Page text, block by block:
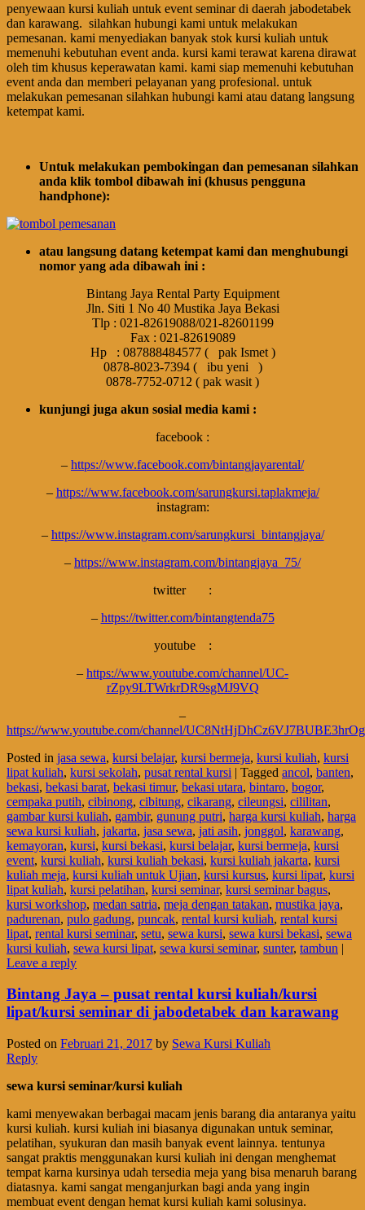
penyewaan kursi kuliah untuk event seminar di daerah jabodetabek
dan karawang. silahkan hubungi kami untuk melakukan
pemesanan. kami menyediakan banyak stok kursi kuliah untuk
memenuhi kebutuhan event anda. kursi kami terawat karena dirawat
oleh tim khusus keperawatan kami. kami siap memenuhi kebutuhan
event anda dan memberi pelayanan yang profesional. untuk
melakukan pemesanan silahkan hubungi kami atau datang langsung
ketempat kami.
Untuk melakukan pembokingan dan pemesanan silahkan
anda klik tombol dibawah ini (khusus pengguna
handphone):
atau langsung datang ketempat kami dan menghubungi
nomor yang ada dibawah ini :
Bintang Jaya Rental Party Equipment
Jln. Siti 1 No 40 Mustika Jaya Bekasi
Tlp : 021-82619088/021-82601199
Fax : 021-82619089
Hp : 087888484577 ( pak Ismet )
0878-8023-7394 ( ibu yeni )
0878-7752-0712 ( pak wasit )
kunjungi juga akun sosial media kami :
facebook :
– https://www.facebook.com/bintangjayarental/
– https://www.facebook.com/sarungkursi.taplakmeja/
instagram:
– https://www.instagram.com/sarungkursi_bintangjaya/
– https://www.instagram.com/bintangjaya_75/
twitter :
– https://twitter.com/bintangtenda75
youtube :
– https://www.youtube.com/channel/UC-
rZpy9LTWrkrDR9sgMJ9VQ
–
https://www.youtube.com/channel/UC8NtHjDhCz6VJ7BUBE3hrOg
Posted in jasa sewa, kursi belajar, kursi bermeja, kursi kuliah, kursi
lipat kuliah, kursi sekolah, pusat rental kursi | Tagged ancol, banten,
bekasi, bekasi barat, bekasi timur, bekasi utara, bintaro, bogor,
cempaka putih, cibinong, cibitung, cikarang, cileungsi, cililitan,
gambar kursi kuliah, gambir, gunung putri, harga kursi kuliah, harga
sewa kursi kuliah, jakarta, jasa sewa, jati asih, jonggol, karawang,
kemayoran, kursi, kursi bekasi, kursi belajar, kursi bermeja, kursi
event, kursi kuliah, kursi kuliah bekasi, kursi kuliah jakarta, kursi
kuliah meja, kursi kuliah untuk Ujian, kursi kursus, kursi lipat, kursi
lipat kuliah, kursi pelatihan, kursi seminar, kursi seminar bagus,
kursi workshop, medan satria, meja dengan tatakan, mustika jaya,
padurenan, pulo gadung, puncak, rental kursi kuliah, rental kursi
lipat, rental kursi seminar, setu, sewa kursi, sewa kursi bekasi, sewa
kursi kuliah, sewa kursi lipat, sewa kursi seminar, sunter, tambun |
Leave a reply
Bintang Jaya – pusat rental kursi kuliah/kursi
lipat/kursi seminar di jabodetabek dan karawang
Posted on Februari 21, 2017 by Sewa Kursi Kuliah
Reply
sewa kursi seminar/kursi kuliah
kami menyewakan berbagai macam jenis barang dia antaranya yaitu
kursi kuliah. kursi kuliah ini biasanya digunakan untuk seminar,
pelatihan, syukuran dan masih banyak event lainnya. tentunya
sangat praktis menggunakan kursi kuliah ini dengan menghemat
tempat karna kursinya udah tersedia meja yang bisa menaruh barang
diatasnya. kami sangat menganjurkan bagi anda yang ingin
membuat event dengan hemat kursi kuliah kami solusinya.